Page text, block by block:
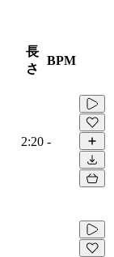
長
さ
BPM
2:20 -